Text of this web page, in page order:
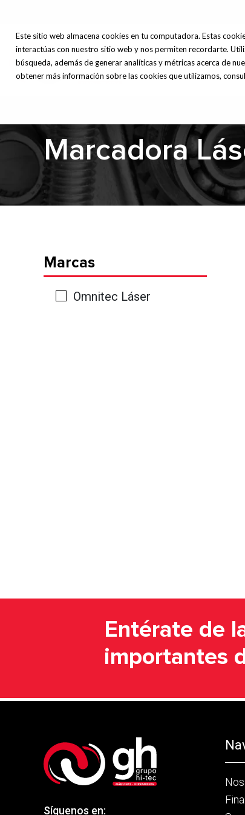
Este sitio web almacena cookies en tu computadora. Estas
interactúas con nuestro sitio web y nos permiten recordarte.
búsqueda, además de generar analíticas y métricas acerca de
obtener más información sobre las cookies que utilizamos,
Inicio Nosotros
Marcadora
Marcas
Omnitec Láser
Entérate de
importantes
Síguenos en: